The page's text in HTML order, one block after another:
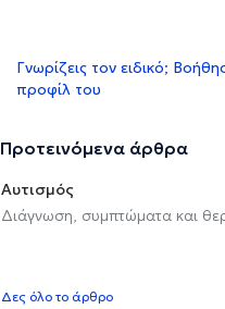
Γνωρίζεις τον ειδικό;
προφίλ του
Προτεινόμενα άρθρα
Αυτισμός
Διάγνωση, συμπτώματα και
Δες όλο το άρθρο